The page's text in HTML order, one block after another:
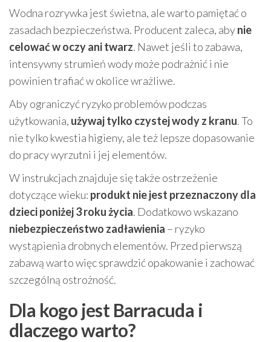
Wodna rozrywka jest świetna, ale warto pamiętać o
zasadach bezpieczeństwa. Producent zaleca, abynie
celować w oczy ani twarz. Nawet jeśli to zabawa,
intensywny strumień wody może podrażnić i nie
powinien trafiać w okolice wrażliwe.
Aby ograniczyć ryzyko problemów podczas
użytkowania, używaj tylko czystej wody z kranu. To
nie tylko kwestia higieny, ale też lepsze dopasowanie
do pracy wyrzutni i jej elementów.
W instrukcjach znajduje się także ostrzeżenie
dotyczące wieku: produkt nie jest przeznaczony dla
dzieci poniżej 3 roku życia. Dodatkowo wskazano
niebezpieczeństwo zadławienia – ryzyko
wystąpienia drobnych elementów. Przed pierwszą
zabawą warto więc sprawdzić opakowanie i zachować
szczególną ostrożność.
Dla kogo jest Barracuda i
dlaczego warto?